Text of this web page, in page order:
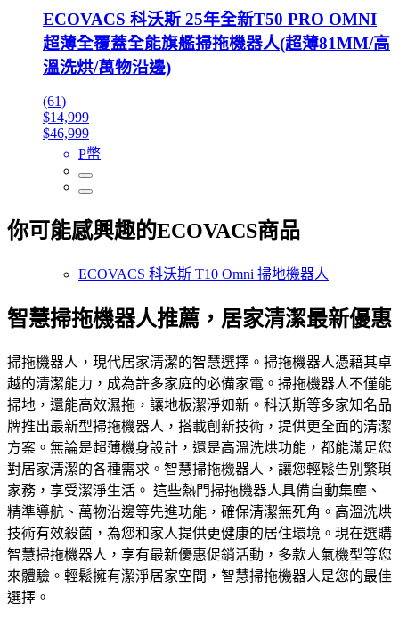
ECOVACS 科沃斯 25年全新T50 PRO OMNI
超薄全覆蓋全能旗艦掃拖機器人(超薄81MM/高
溫洗烘/萬物沿邊)
(61)
$14,999
$46,999
P幣
你可能感興趣的ECOVACS商品
ECOVACS 科沃斯 T10 Omni 掃地機器人
智慧掃拖機器人推薦，居家清潔最新優惠
掃拖機器人，現代居家清潔的智慧選擇。掃拖機器人憑藉其卓
越的清潔能力，成為許多家庭的必備家電。掃拖機器人不僅能
掃地，還能高效濕拖，讓地板潔淨如新。科沃斯等多家知名品
牌推出最新型掃拖機器人，搭載創新技術，提供更全面的清潔
方案。無論是超薄機身設計，還是高溫洗烘功能，都能滿足您
對居家清潔的各種需求。智慧掃拖機器人，讓您輕鬆告別繁瑣
家務，享受潔淨生活。 這些熱門掃拖機器人具備自動集塵、
精準導航、萬物沿邊等先進功能，確保清潔無死角。高溫洗烘
技術有效殺菌，為您和家人提供更健康的居住環境。現在選購
智慧掃拖機器人，享有最新優惠促銷活動，多款人氣機型等您
來體驗。輕鬆擁有潔淨居家空間，智慧掃拖機器人是您的最佳
選擇。